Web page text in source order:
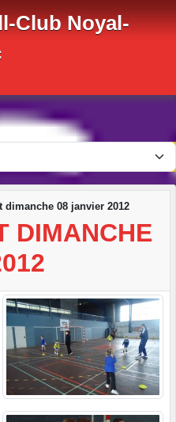
Club Noyal-
dimanche 08 janvier 2012
DIMANCHE